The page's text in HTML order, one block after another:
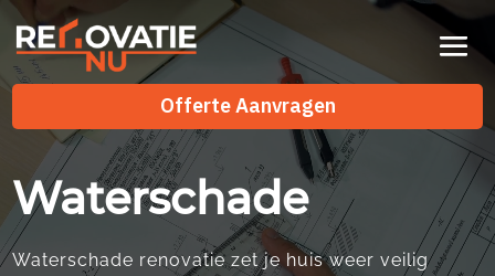
Offerte Aanvragen
Videospeler
Waterschade
Waterschade renovatie zet je huis weer veilig